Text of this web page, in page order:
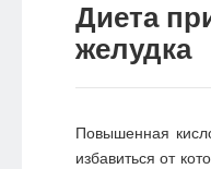
Диета
желудка
Повышенная
избавиться от